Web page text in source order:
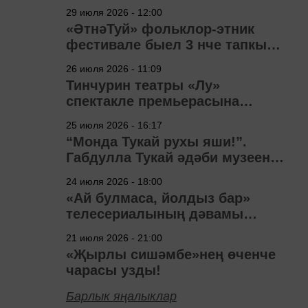
29 июля 2026 - 12:00
«ӘтнәТуй» фольклор-этник
фестивале быел 3 нче тапкыр
26 июля 2026 - 11:09
Тинчурин театры «Лу»
спектакле премьерасына
25 июля 2026 - 16:17
“Монда Тукай рухы яши!”.
Габдулла Тукай әдәби музеена
24 июля 2026 - 18:00
«Ай булмаса, йолдыз бар»
телесериалының дәвамы
21 июля 2026 - 21:00
«Җырлы сишәмбе»нең өченче
чарасы узды!
Барлык яңалыклар